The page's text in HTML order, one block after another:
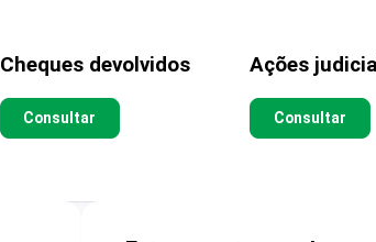
Cheques devolvidos
Consultar
Ações
Consultar